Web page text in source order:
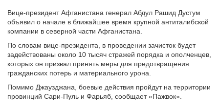
Вице-президент Афганистана генерал Абдул Рашид Дустум
объявил о начале в ближайшее время крупной антиталибской
компании в северной части Афганистана.
По словам вице-президента, в проведении зачисток будет
задействованы около 10 тысяч стражей порядка и ополченцев,
которых он призвал принять меры для предотвращения
гражданских потерь и материального урона.
Помимо Джаузджана, боевые действия пройдут на территории
провинций Сари-Пуль и Фарьяб, сообщает «Пажвок».